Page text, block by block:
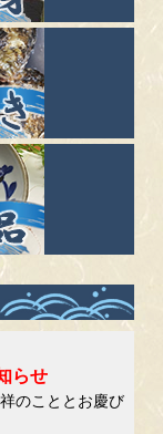
らせ
のこととお慶び